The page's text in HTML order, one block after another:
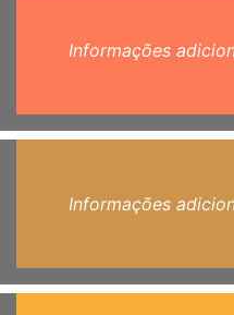
Informações
Informações